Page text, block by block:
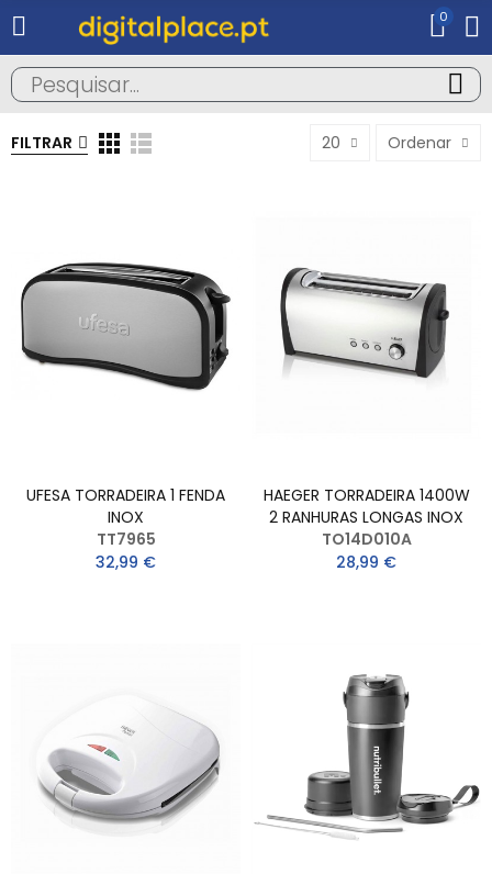
0
FILTRAR 20 Ordenar
UFESA TORRADEIRA 1 FENDA
INOX
TT7965
32,99 €
HAEGER TORRADEIRA 1400W
2 RANHURAS LONGAS INOX
TO14D010A
28,99 €